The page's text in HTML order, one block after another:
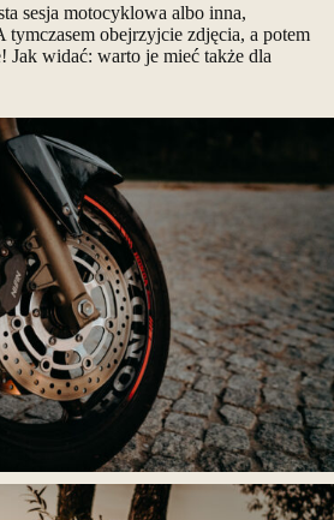
sesja motocyklowa albo inna,
tymczasem obejrzyjcie zdjęcia, a potem
Jak widać: warto je mieć także dla